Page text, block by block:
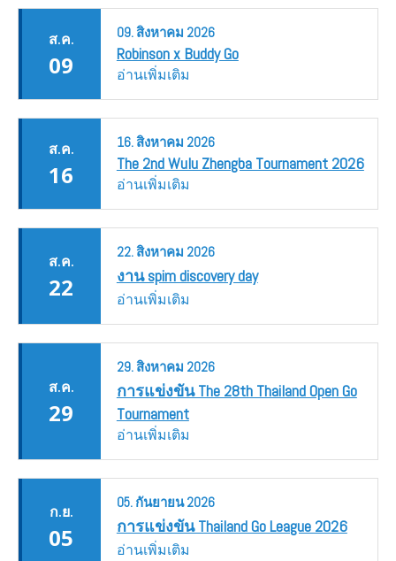
ส.ค.
09
09.สิงหาคม 2026
Robinson x Buddy Go
อ่านเพิ่มเติม
ส.ค.
16
16.สิงหาคม 2026
The 2nd Wulu Zhengba Tournament 2026
อ่านเพิ่มเติม
ส.ค.
22
22.สิงหาคม 2026
งาน spim discovery day
อ่านเพิ่มเติม
ส.ค.
29
29.สิงหาคม 2026
การแข่งขัน The 28th Thailand Open Go
Tournament
อ่านเพิ่มเติม
ก.ย.
05
05. กันยายน2026
การแข่งขัน Thailand Go League 2026
อ่านเพิ่มเติม